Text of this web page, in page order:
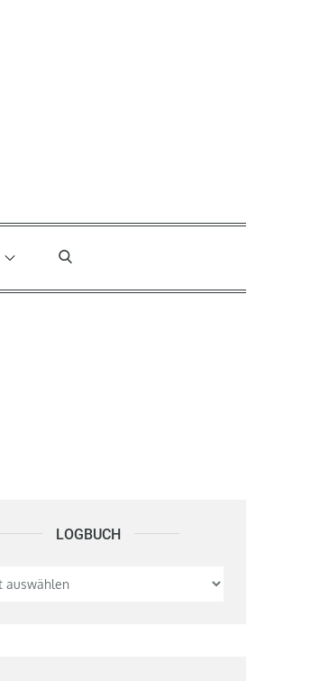
LOGBUCH Logbuch